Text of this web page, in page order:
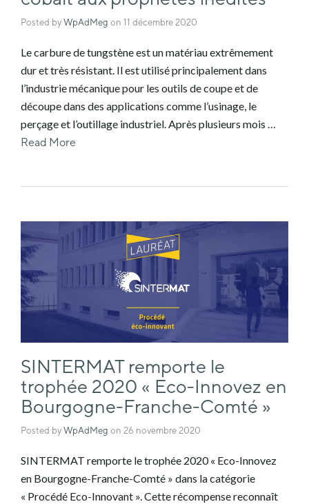
Posted by WpAdMeg on 11 décembre 2020
Le carbure de tungstène est un matériau extrêmement
dur et très résistant. Il est utilisé principalement dans
l’industrie mécanique pour les outils de coupe et de
découpe dans des applications comme l’usinage, le
perçage et l’outillage industriel. Après plusieurs mois …
Read More
SINTERMAT remporte le
trophée 2020 « Eco-Innovez en
Bourgogne-Franche-Comté »
Posted by WpAdMeg on 26 novembre 2020
SINTERMAT remporte le trophée 2020 « Eco-Innovez
en Bourgogne-Franche-Comté » dans la catégorie
« Procédé Eco-Innovant ». Cette récompense reconnaît